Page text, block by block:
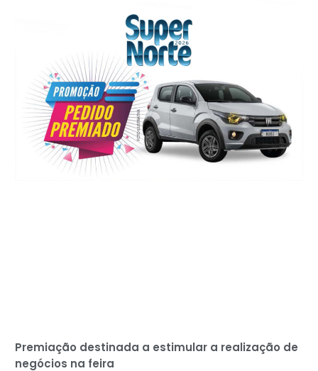
Premiação destinada a estimular a realização de
negócios na feira